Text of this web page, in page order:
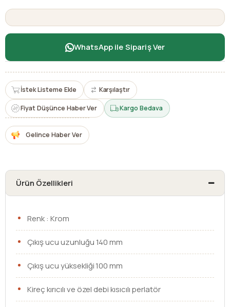
WhatsApp ile Sipariş Ver
İstek Listeme Ekle Karşılaştır
Fiyat Düşünce Haber Ver Kargo Bedava
Gelince Haber Ver
Ürün Özellikleri
Renk : Krom
Çıkış ucu uzunluğu 140 mm
Çıkış ucu yüksekliği 100 mm
Kireç kırıcılı ve özel debi kısıcılı perlatör